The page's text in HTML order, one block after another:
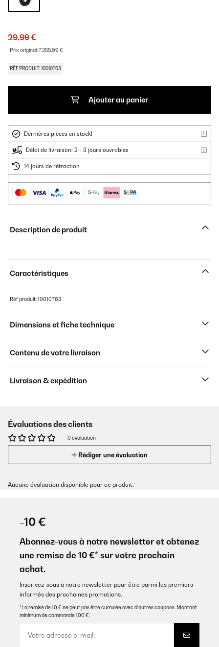
29,99 €
Prix original:7.255,99 €
RÉF PRODUIT: 10010763
Ajouter au panier
Dernières pièces en stock!
Délai de livraison: 2 - 3 jours ouvrables
14 jours de rétraction
Description de produit
Caractéristiques
Réf produit: 10010763
Dimensions et fiche technique
Contenu de votre livraison
Livraison & expédition
Évaluations des clients
0 évaluation
Rédiger une évaluation
Aucune évaluation disponible pour ce produit.
-10 €
Abonnez-vous à notre newsletter et obtenez
une remise de 10 €* sur votre prochain
achat.
Inscrivez-vous à notre newsletter pour être parmi les premiers
informés des prochaines promotions.
*La remise de 10 € ne peut pas être cumulée avec d’autres coupons. Montant
minimum de commande 100 €.